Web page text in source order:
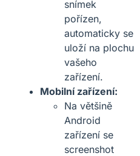
snímek
pořízen,
automaticky se
uloží na plochu
vašeho
zařízení.
Mobilní zařízení:
Na většině
Android
zařízení se
screenshot